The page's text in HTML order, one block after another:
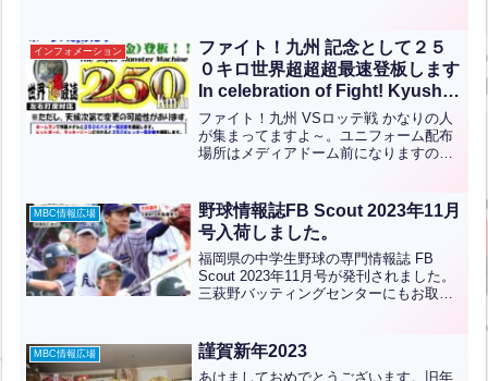
昔の恩を忘れずに立ち寄ってくれる情の
深さにスタッフ一同感心し...全文はクリ
ック
インフォメーション
ファイト！九州 記念として２５
０キロ世界超超超最速登板します
In celebration of Fight! Kyushu,
we will have the world’s chou-
chou-chou-fast 250 km/h pitch.
（英中翻訳
ファイト！九州 VSロッテ戦 かなりの人
が集まってますよ～。ユニフォーム配布
場所はメディアドーム前になりますの
ファイト！九州記念として特別に世界超
超超最速250キロが登...全文はクリック
MBC情報広場
野球情報誌FB Scout 2023年11月
号入荷しました。
福岡県の中学生野球の専門情報誌 FB
Scout 2023年11月号が発刊されました。
三萩野バッティングセンターにもお取り
MBC情報広場 謹賀新年2023
あけましておめでとうございます。旧年